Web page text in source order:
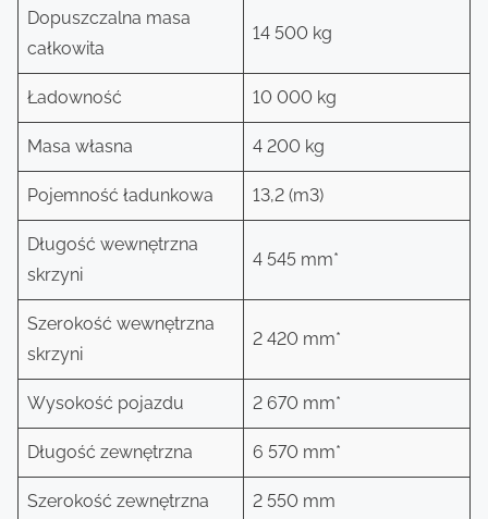
Dopuszczalna masa
całkowita
14 500 kg
Ładowność 10 000 kg
Masa własna 4 200 kg
Pojemność ładunkowa 13,2 (m3)
Długość wewnętrzna
skrzyni
4 545 mm*
Szerokość wewnętrzna
skrzyni
2 420 mm*
Wysokość pojazdu 2 670 mm*
Długość zewnętrzna 6 570 mm*
Szerokość zewnętrzna 2 550 mm